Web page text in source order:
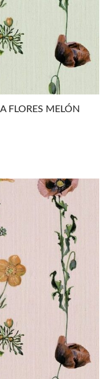
FLORES MELÓN